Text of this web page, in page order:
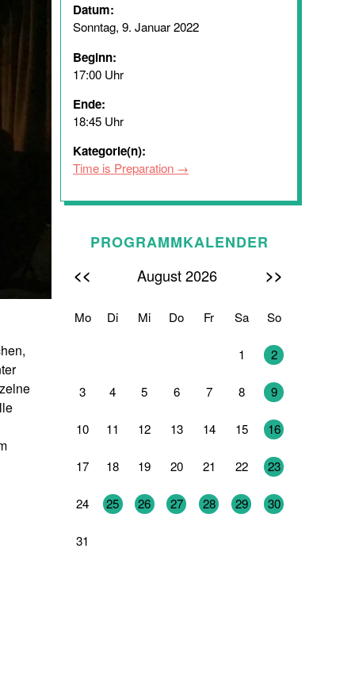
Datum:
Sonntag, 9. Januar 2022
Beginn:
17:00 Uhr
Ende:
18:45 Uhr
Kategorie(n):
Time is Preparation
PROGRAMMKALENDER
<< August 2026 >>
Mo Di Mi Do Fr Sa So
1 2
3 4 5 6 7 8 9
10 11 12 13 14 15 16
17 18 19 20 21 22 23
24 25 26 27 28 29 30
31